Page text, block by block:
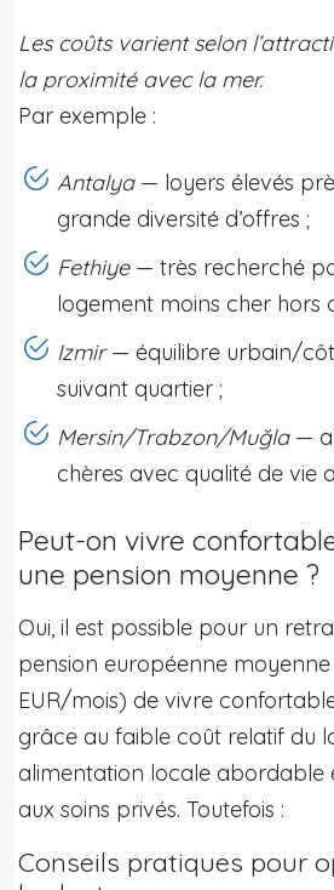
Les coûts varient selon
la proximité avec la mer.
Par exemple :
Antalya— loyers élevés
grande diversité d’offres ;
Fethiye— très recherché
logement moins cher hors
Izmir— équilibre urbain/
suivant quartier ;
Mersin/Trabzon/Muğla—
chères avec qualité de vie
Peut-on vivre
une pension moyenne ?
Oui, il est possible pour un
pension européenne moyenne
EUR/mois) de vivre
grâce au faible coût relatif du
alimentation locale abordable
aux soins privés. Toutefois :
Conseils pratiques pour